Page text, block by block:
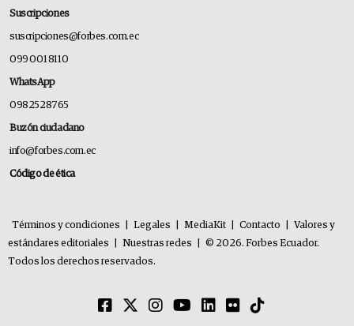
Suscripciones
suscripciones@forbes.com.ec
099 001 8110
WhatsApp
0982528765
Buzón ciudadano
info@forbes.com.ec
Código de ética
Términos y condiciones Legales MediaKit Contacto
Valores y
estándares editoriales
Nuestras redes
© 2026. Forbes Ecuador.
Todos los derechos reservados.